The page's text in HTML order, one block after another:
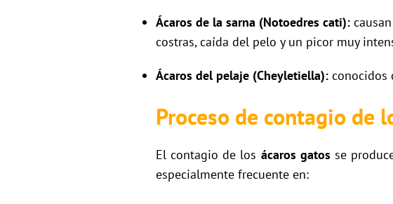
Ácaros de la sarna (Notoedres cati):
costras, caída del pelo y un picor muy
Ácaros del pelaje (Cheyletiella): conocidos
Proceso de contagio de
El contagio de los ácaros gatos se
especialmente frecuente en: